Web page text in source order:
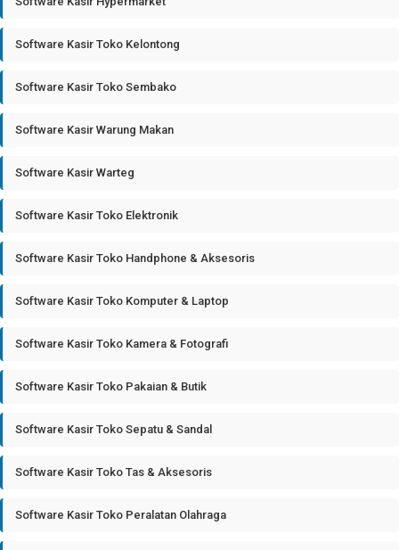
Software Kasir Toko Kelontong
Software Kasir Toko Sembako
Software Kasir Warung Makan
Software Kasir Warteg
Software Kasir Toko Elektronik
Software Kasir Toko Handphone & Aksesoris
Software Kasir Toko Komputer & Laptop
Software Kasir Toko Kamera & Fotografi
Software Kasir Toko Pakaian & Butik
Software Kasir Toko Sepatu & Sandal
Software Kasir Toko Tas & Aksesoris
Software Kasir Toko Peralatan Olahraga